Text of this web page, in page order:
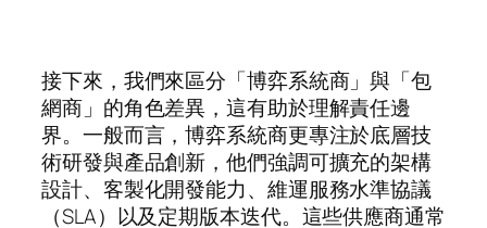
接下來，我們來區分「博弈系統商」與「包
網商」的角色差異，這有助於理解責任邊
界。一般而言，博弈系統商更專注於底層技
術研發與產品創新，他們強調可擴充的架構
設計、客製化開發能力、維運服務水準協議
（SLA）以及定期版本迭代。這些供應商通常